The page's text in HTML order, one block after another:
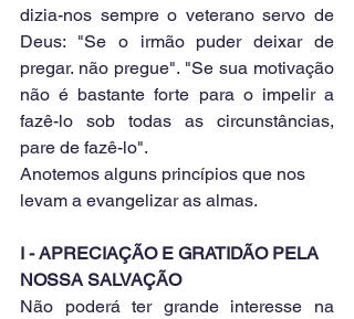
dizia-nos sempre o veterano servo de
Deus: "Se o irmão puder deixar de
pregar. não pregue". "Se sua motivação
não é bastante forte para o impelir a
fazê-lo sob todas as circunstâncias,
pare de fazê-lo".
Anotemos alguns princípios que nos
levam a evangelizar as almas.
I - APRECIAÇÃO E GRATIDÃO PELA
NOSSA SALVAÇÃO
Não poderá ter grande interesse na